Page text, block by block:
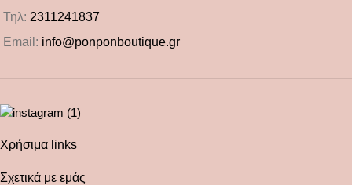
Τηλ: 2311241837
Email: info@ponponboutique.gr
Χρήσιμα links
Σχετικά με εμάς